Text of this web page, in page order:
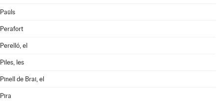
Paüls
Perafort
Perelló, el
Piles, les
Pinell de Brai, el
Pira